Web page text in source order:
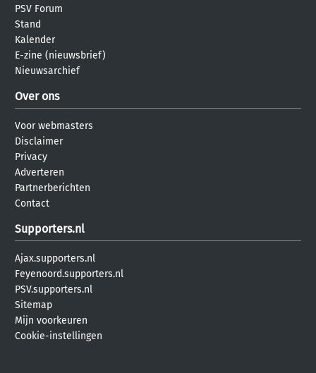
PSV Forum
Stand
Kalender
E-zine (nieuwsbrief)
Nieuwsarchief
Over ons
Voor webmasters
Disclaimer
Privacy
Adverteren
Partnerberichten
Contact
Supporters.nl
Ajax.supporters.nl
Feyenoord.supporters.nl
PSV.supporters.nl
Sitemap
Mijn voorkeuren
Cookie-instellingen